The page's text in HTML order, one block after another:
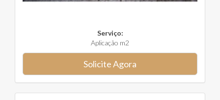
Serviço:
Aplicação m2
Solicite Agora